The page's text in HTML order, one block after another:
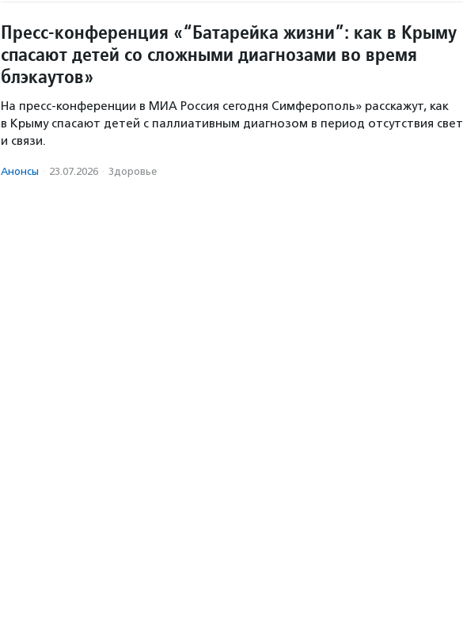
Пресс-конференция «“Батарейка жизни”: как в Крыму
спасают детей со сложными диагнозами во время
блэкаутов»
На пресс-конференции в МИА Россия сегодня Симферополь» расскажут, как
в Крыму спасают детей с паллиативным диагнозом в период отсутствия
и связи.
Анонсы · 23.07.2026 · Здоровье